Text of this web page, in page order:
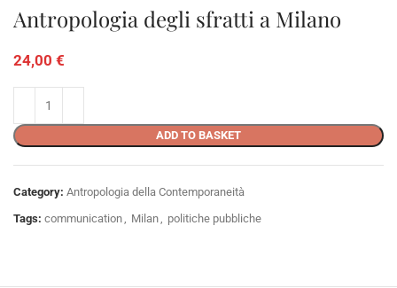
Antropologia degli sfratti a Milano
24,00 €
ADD TO BASKET
Category: Antropologia della Contemporaneità
Tags: communication, Milan, politiche pubbliche